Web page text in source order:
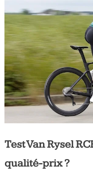
&
Triathlon
Tous
les
jours,
votre
actualité
vélo
triathlon
Test Van Rysel
qualité-prix ?